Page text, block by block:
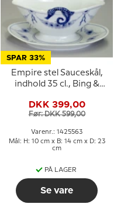
SPAR 33%
Empire stel Sauceskål,
indhold 35 cl., Bing &
563
DKK 399,00
Før: DKK 599,00
Varenr.: 1425563
Mål: H: 10 cm x B: 14 cm x D: 23
cm
PÅ LAGER
Se vare